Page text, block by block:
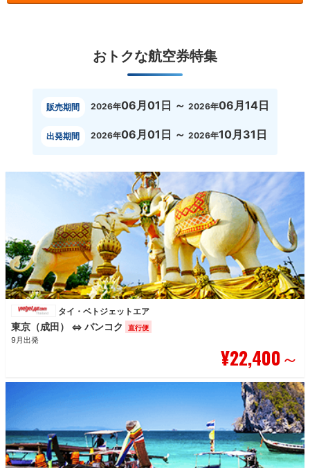
おトクな航空券特集
販売期間 2026年06月01日 ～ 2026年06月14日
出発期間 2026年06月01日 ～ 2026年10月31日
タイ・ベトジェットエア
東京（成田） ⇔ バンコク 直行便
9月出発
¥22,400～